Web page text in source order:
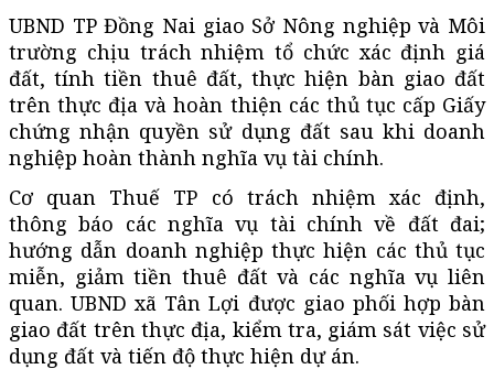
UBND TP Đồng Nai giao Sở Nông nghiệp và Môi
trường chịu trách nhiệm tổ chức xác định giá
đất, tính tiền thuê đất, thực hiện bàn giao đất
trên thực địa và hoàn thiện các thủ tục cấp Giấy
chứng nhận quyền sử dụng đất sau khi doanh
nghiệp hoàn thành nghĩa vụ tài chính.
Cơ quan Thuế TP có trách nhiệm xác định,
thông báo các nghĩa vụ tài chính về đất đai;
hướng dẫn doanh nghiệp thực hiện các thủ tục
miễn, giảm tiền thuê đất và các nghĩa vụ liên
quan. UBND xã Tân Lợi được giao phối hợp bàn
giao đất trên thực địa, kiểm tra, giám sát việc sử
dụng đất và tiến độ thực hiện dự án.